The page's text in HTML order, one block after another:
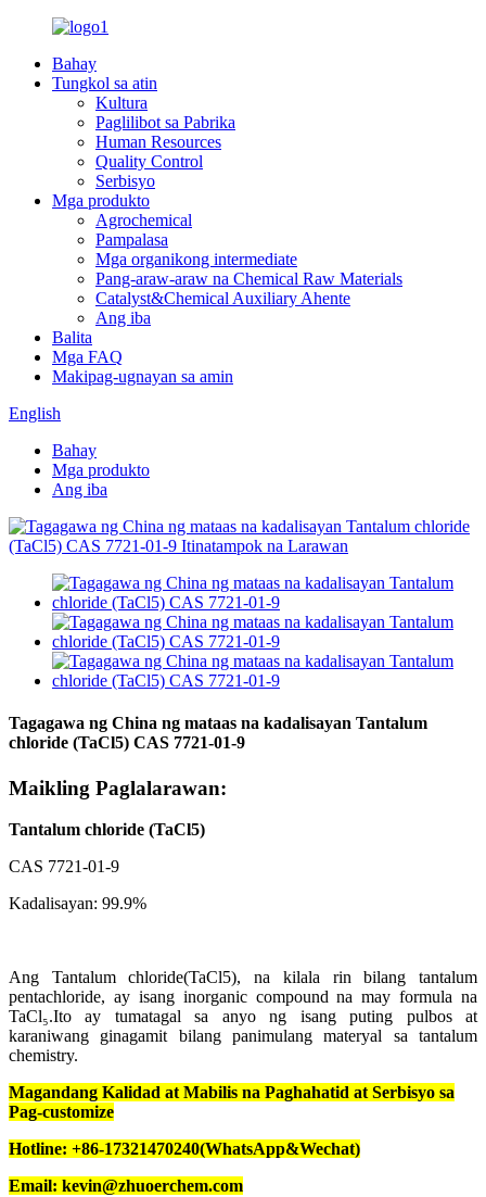
Bahay
Tungkol sa atin
Kultura
Paglilibot sa Pabrika
Human Resources
Quality Control
Serbisyo
Mga produkto
Agrochemical
Pampalasa
Mga organikong intermediate
Pang-araw-araw na Chemical Raw Materials
Catalyst&Chemical Auxiliary Ahente
Ang iba
Balita
Mga FAQ
Makipag-ugnayan sa amin
English
Bahay
Mga produkto
Ang iba
Tagagawa ng China ng mataas na kadalisayan Tantalum
chloride (TaCl5) CAS 7721-01-9
Maikling Paglalarawan:
Tantalum chloride (TaCl5)
CAS 7721-01-9
Kadalisayan: 99.9%
Ang Tantalum chloride(TaCl5), na kilala rin bilang tantalum
pentachloride, ay isang inorganic compound na may formula na
TaCl₅.Ito ay tumatagal sa anyo ng isang puting pulbos at
karaniwang ginagamit bilang panimulang materyal sa tantalum
chemistry.
Magandang Kalidad at Mabilis na Paghahatid at Serbisyo sa
Pag-customize
Hotline: +86-17321470240(WhatsApp&Wechat)
Email: kevin@zhuoerchem.com